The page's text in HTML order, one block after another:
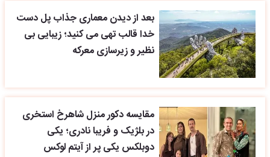
بعد از دیدن معماری جذاب پل دست
خدا قالب تهی می کنید؛ زیبایی بی
نظیر و زیرسازی معرکه
مقایسه دکور منزل شاهرخ استخری
در بلژیک و فریبا نادری؛ یکی
دوبلکس یکی پر از آیتم لوکس